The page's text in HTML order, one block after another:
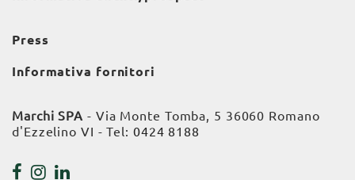
Press
Informativa fornitori
Marchi SPA - Via Monte Tomba, 5 36060 Romano
d'Ezzelino VI - Tel: 0424 8188